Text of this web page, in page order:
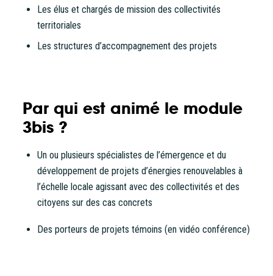
Les élus et chargés de mission des collectivités
territoriales
Les structures d’accompagnement des projets
Par qui est animé le module
3bis ?
Un ou plusieurs spécialistes de l’émergence et du
développement de projets d’énergies renouvelables à
l’échelle locale agissant avec des collectivités et des
citoyens sur des cas concrets
Des porteurs de projets témoins (en vidéo conférence)